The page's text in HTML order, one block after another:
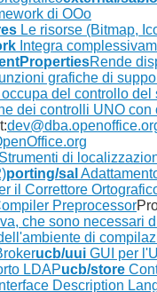
di OOo
Le risorse (Bitmap,
Integra
Rende
grafiche di
del controllo del
dei controlli UNO con
Strumenti di
porting/sal
il Correttore
Preprocessor
che sono necessari
di
ucb/uui GUI per
LDAPucb/store
Description